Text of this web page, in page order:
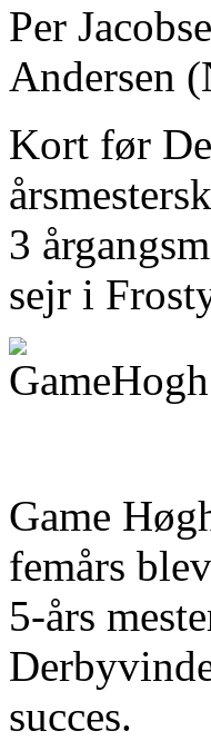
Per
Andersen
Kort før
3
sejr i
Game
femårs
5-års
succes.